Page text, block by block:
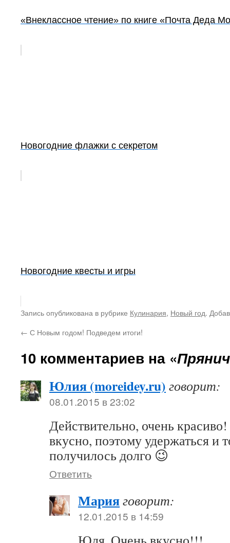
«Внеклассное чтение» по книге «Почта Деда
Новогодние флажки с секретом
Новогодние квесты и игры
Запись опубликована в рубрике Кулинария, Новый год.
← С Новым годом! Подведем итоги!
10 комментариев на «
Юлия (moreidey.ru) говорит:
08.01.2015 в 23:02
Действительно, очень
вкусно, поэтому удержаться и
получилось долго 😉
Ответить
Марияговорит:
12.01.2015 в 14:59